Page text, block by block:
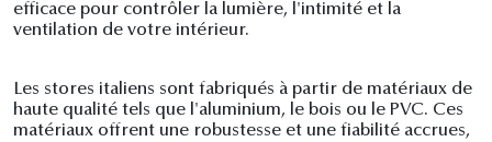
efficace pour contrôler la lumière, l'intimité et la
ventilation de votre intérieur.
Les stores italiens sont fabriqués à partir de matériaux de
haute qualité tels que l'aluminium, le bois ou le PVC. Ces
matériaux offrent une robustesse et une fiabilité accrues,